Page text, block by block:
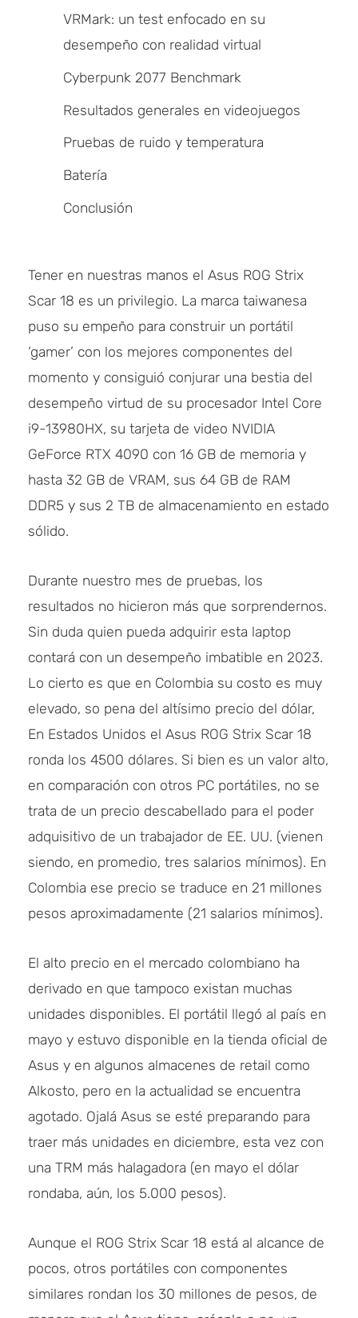
VRMark: un test enfocado en su
desempeño con realidad virtual
Cyberpunk 2077 Benchmark
Resultados generales en videojuegos
Pruebas de ruido y temperatura
Batería
Conclusión
Tener en nuestras manos el Asus ROG Strix
Scar 18 es un privilegio. La marca taiwanesa
puso su empeño para construir un portátil
‘gamer’ con los mejores componentes del
momento y consiguió conjurar una bestia del
desempeño virtud de su procesador Intel Core
i9-13980HX, su tarjeta de video NVIDIA
GeForce RTX 4090 con 16 GB de memoria y
hasta 32 GB de VRAM, sus 64 GB de RAM
DDR5 y sus 2 TB de almacenamiento en estado
sólido.
Durante nuestro mes de pruebas, los
resultados no hicieron más que sorprendernos.
Sin duda quien pueda adquirir esta laptop
contará con un desempeño imbatible en 2023.
Lo cierto es que en Colombia su costo es muy
elevado, so pena del altísimo precio del dólar,
En Estados Unidos el Asus ROG Strix Scar 18
ronda los 4500 dólares. Si bien es un valor alto,
en comparación con otros PC portátiles, no se
trata de un precio descabellado para el poder
adquisitivo de un trabajador de EE. UU. (vienen
siendo, en promedio, tres salarios mínimos). En
Colombia ese precio se traduce en 21 millones
pesos aproximadamente (21 salarios mínimos).
El alto precio en el mercado colombiano ha
derivado en que tampoco existan muchas
unidades disponibles. El portátil llegó al país en
mayo y estuvo disponible en la tienda oficial de
Asus y en algunos almacenes de retail como
Alkosto, pero en la actualidad se encuentra
agotado. Ojalá Asus se esté preparando para
traer más unidades en diciembre, esta vez con
una TRM más halagadora (en mayo el dólar
rondaba, aún, los 5.000 pesos).
Aunque el ROG Strix Scar 18 está al alcance de
pocos, otros portátiles con componentes
similares rondan los 30 millones de pesos, de